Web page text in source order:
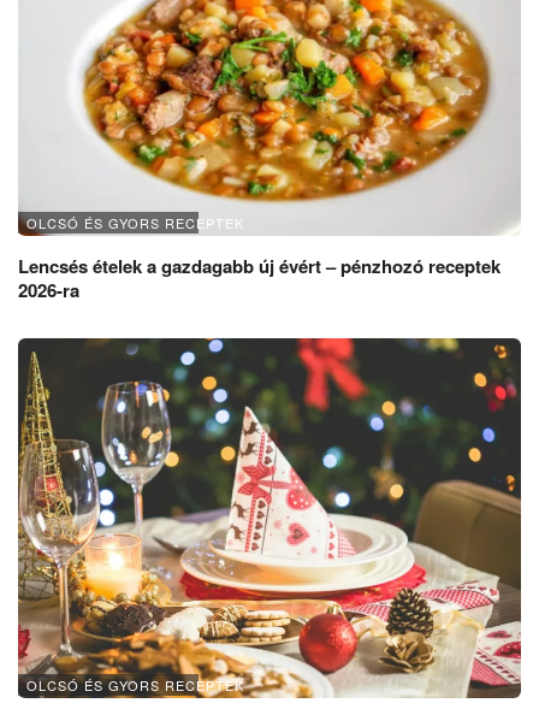
OLCSÓ ÉS GYORS RECEPTEK
Lencsés ételek a gazdagabb új évért – pénzhozó receptek
2026-ra
OLCSÓ ÉS GYORS RECEPTEK